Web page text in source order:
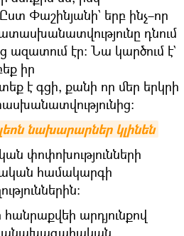
Փաշինյանի` երբ ինչ–որ
դնում
էր։ Նա կարծում է`
իր
է գցի, քանի որ մեր երկրի
նախարարներ կլինեն
փոփոխությունների
համակարգի
արդյունքով